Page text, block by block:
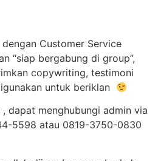
Customer Service
“siap bergabung di group”,
copywriting, testimoni
untuk beriklan
dapat menghubungi admin via
5598 atau 0819-3750-0830